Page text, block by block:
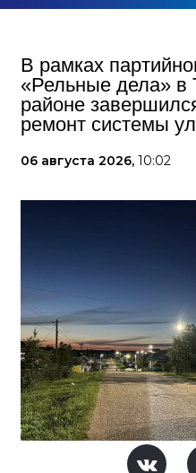
В рамках
«Рельные дела» в
районе
ремонт системы
06 августа 2026, 10:02